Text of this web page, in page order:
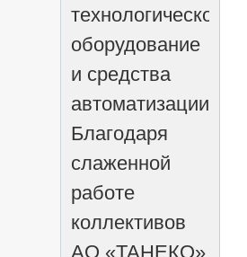
технологическое
оборудование
и средства
автоматизации.
Благодаря
слаженной
работе
коллективов
АО «ТАНЕКО»